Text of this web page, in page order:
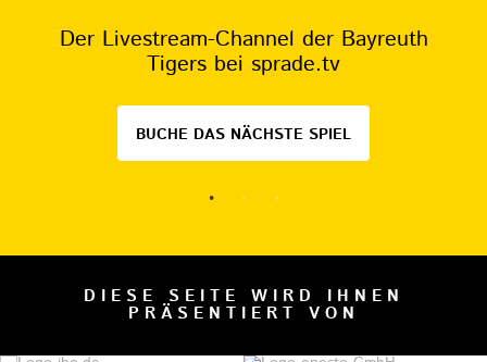
Der Livestream-Channel der Bayreuth
Tigers bei sprade.tv
BUCHE DAS NÄCHSTE SPIEL
DIESE SEITE WIRD IHNEN
PRÄSENTIERT VON